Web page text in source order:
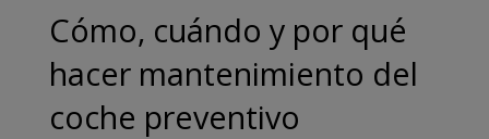
Cómo, cuándo y por qué
hacer mantenimiento del
coche preventivo